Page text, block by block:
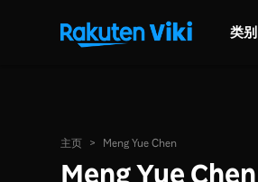
类别
主页 > Meng Yue Chen
Meng Yue Chen